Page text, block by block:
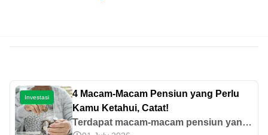
Investasi
4 Macam-Macam Pensiun yang Perlu
Kamu Ketahui, Catat!
Terdapat macam-macam pensiun yang